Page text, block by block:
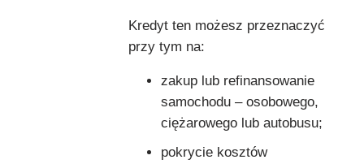
Kredyt ten możesz przeznaczyć
przy tym na:
zakup lub refinansowanie
samochodu – osobowego,
ciężarowego lub autobusu;
pokrycie kosztów